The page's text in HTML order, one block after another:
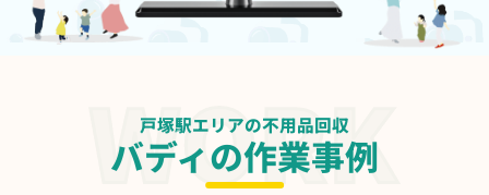
戸塚駅エリアの不用品回収
バディの作業事例